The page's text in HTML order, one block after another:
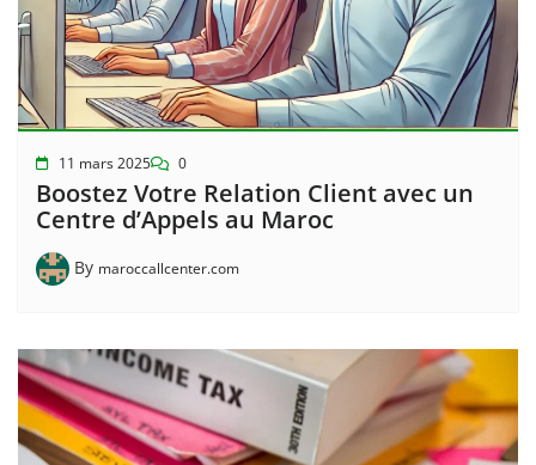
11 mars 2025 0
Boostez Votre Relation Client avec un
Centre d’Appels au Maroc
By maroccallcenter.com